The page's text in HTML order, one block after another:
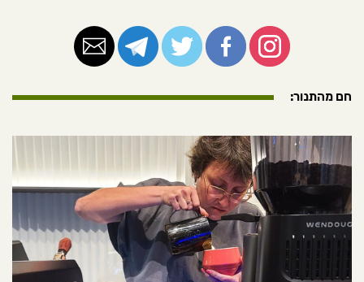
חם מהתנור: